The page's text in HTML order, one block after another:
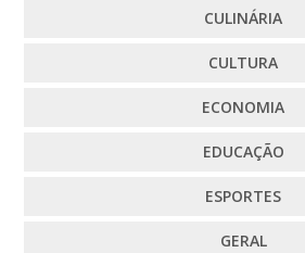
CULINÁRIA
CULTURA
ECONOMIA
EDUCAÇÃO
ESPORTES
GERAL